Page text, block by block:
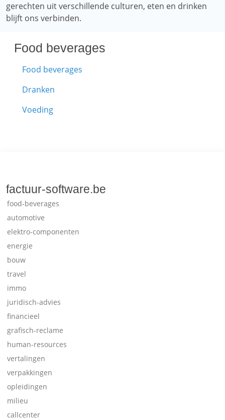
gerechten uit verschillende culturen, eten en drinken
blijft ons verbinden.
Food beverages
Food beverages
Dranken
Voeding
factuur-software.be
food-beverages
automotive
elektro-componenten
energie
bouw
travel
immo
juridisch-advies
financieel
grafisch-reclame
human-resources
vertalingen
verpakkingen
opleidingen
milieu
callcenter